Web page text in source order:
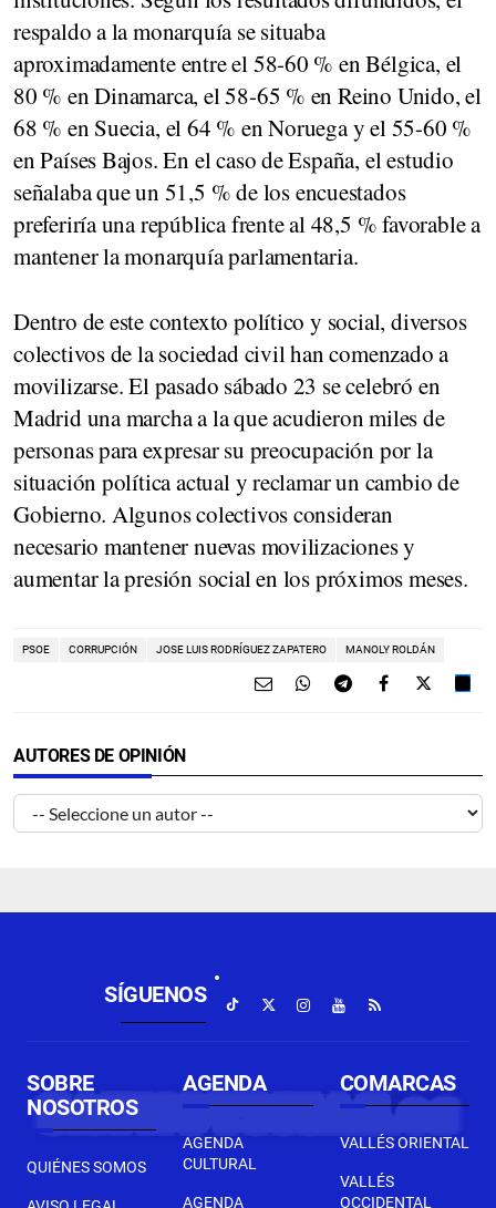
respaldo a la monarquía se situaba
aproximadamente entre el 58-60 % en Bélgica, el
80 % en Dinamarca, el 58-65 % en Reino Unido, el
68 % en Suecia, el 64 % en Noruega y el 55-60 %
en Países Bajos. En el caso deEspaña, el estudio
señalaba que un 51,5 %de los encuestados
preferiría una repúblicafrente al 48,5 %favorable a
mantener la monarquía parlamentaria.
Dentro de este contexto político y social, diversos
colectivos de la sociedad civil han comenzado a
movilizarse. El pasado sábado 23 se celebró en
Madrid una marcha a la que acudieron miles de
personas para expresar su preocupación por la
situación política actual y reclamar un cambio de
Gobierno. Algunos colectivos consideran
necesario mantener nuevas movilizaciones y
aumentar la presión social en los próximos meses.
PSOE CORRUPCIÓN JOSE LUIS RODRÍGUEZ ZAPATERO MANOLY ROLDÁN
AUTORES DE OPINIÓN
SÍGUENOS
SOBRE
NOSOTROS
QUIÉNES SOMOS
AGENDA
AGENDA
CULTURAL
AGENDA
COMARCAS
VALLÉS ORIENTAL
VALLÉS
OCCIDENTAL